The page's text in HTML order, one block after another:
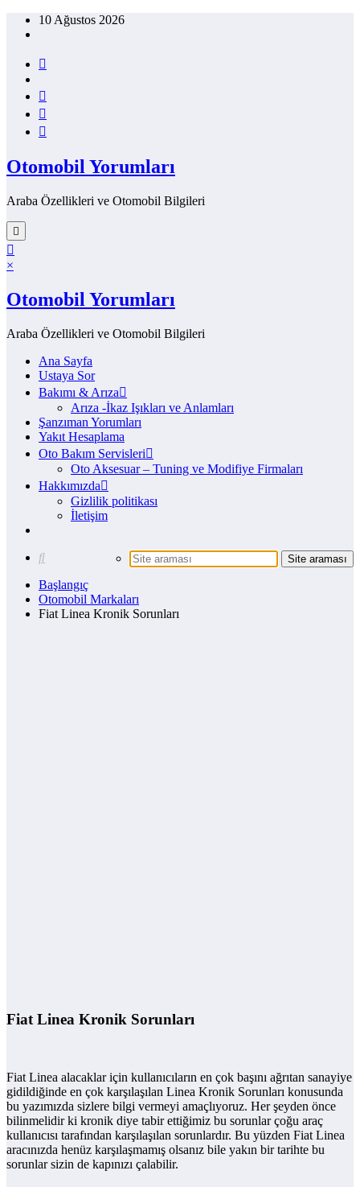
İçeriğe10 Ağustos 2026
Otomobil Yorumları
Araba Özellikleri ve Otomobil Bilgileri
×
Otomobil Yorumları
Araba Özellikleri ve Otomobil Bilgileri
Ana Sayfa
Ustaya Sor
Bakımı & Arıza
Arıza -İkaz Işıkları ve Anlamları
Şanzıman Yorumları
Yakıt Hesaplama
Oto Bakım Servisleri
Oto Aksesuar – Tuning ve Modifiye Firmaları
Hakkımızda
Gizlilik politikası
İletişim
Başlangıç
Otomobil Markaları
Fiat Linea Kronik Sorunları
Fiat Linea Kronik Sorunları
Fiat Linea alacaklar için kullanıcıların en çok başını ağrıtan sanayiye
gidildiğinde en çok karşılaşılan Linea Kronik Sorunları konusunda
bu yazımızda sizlere bilgi vermeyi amaçlıyoruz. Her şeyden önce
bilinmelidir ki kronik diye tabir ettiğimiz bu sorunlar çoğu araç
kullanıcısı tarafından karşılaşılan sorunlardır. Bu yüzden Fiat Linea
aracınızda henüz karşılaşmamış olsanız bile yakın bir tarihte bu
sorunlar sizin de kapınızı çalabilir.